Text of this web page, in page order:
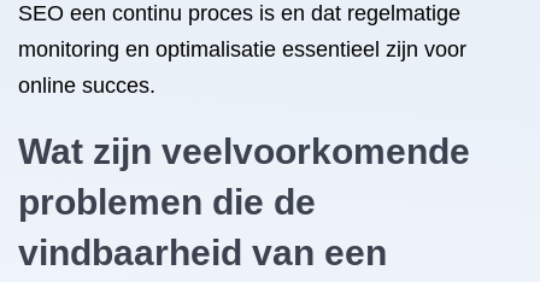
SEO een continu proces is en dat regelmatige
monitoring en optimalisatie essentieel zijn voor
online succes.
Wat zijn veelvoorkomende
problemen die de
vindbaarheid van een